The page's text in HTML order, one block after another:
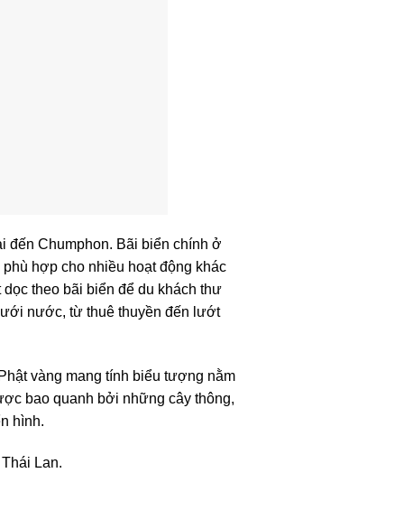
đến Chumphon. Bãi biển chính ở
hợp cho nhiều hoạt động khác
theo bãi biển để du khách thư
nước, từ thuê thuyền đến lướt
vàng mang tính biểu tượng nằm
bao quanh bởi những cây thông,
hình.
Lan.